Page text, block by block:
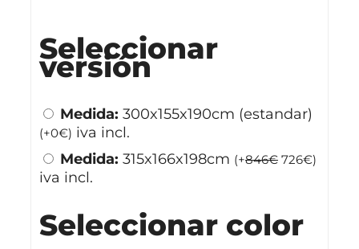
Seleccionar
versión
Medida: 300x155x190cm (estandar)
(+0€) iva incl.
Medida: 315x166x198cm (+846€ 726€)
iva incl.
Seleccionar color